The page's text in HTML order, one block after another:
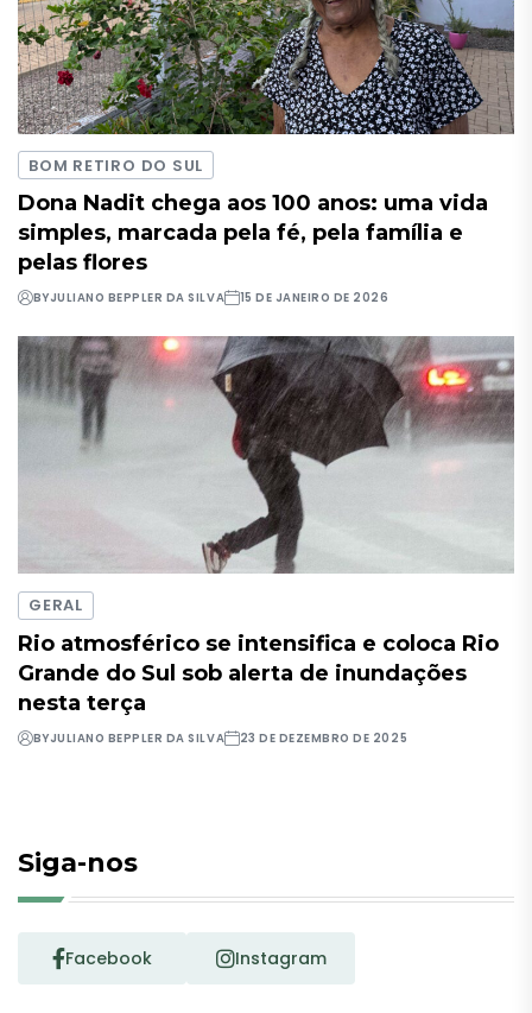
BOM RETIRO DO SUL
Dona Nadit chega aos 100 anos: uma vida
simples, marcada pela fé, pela família e
pelas flores
BYJULIANO BEPPLER DA SILVA 15 DE JANEIRO DE 2026
GERAL
Rio atmosférico se intensifica e coloca Rio
Grande do Sul sob alerta de inundações
nesta terça
BYJULIANO BEPPLER DA SILVA 23 DE DEZEMBRO DE 2025
Siga-nos
Facebook Instagram